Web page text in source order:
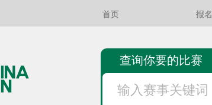
查询你要的比赛
首页 报名